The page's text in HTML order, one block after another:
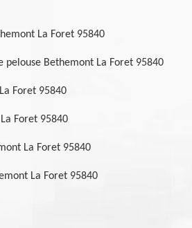
La Foret 95840
pelouse Bethemont La Foret 95840
Foret 95840
Foret 95840
La Foret 95840
La Foret 95840